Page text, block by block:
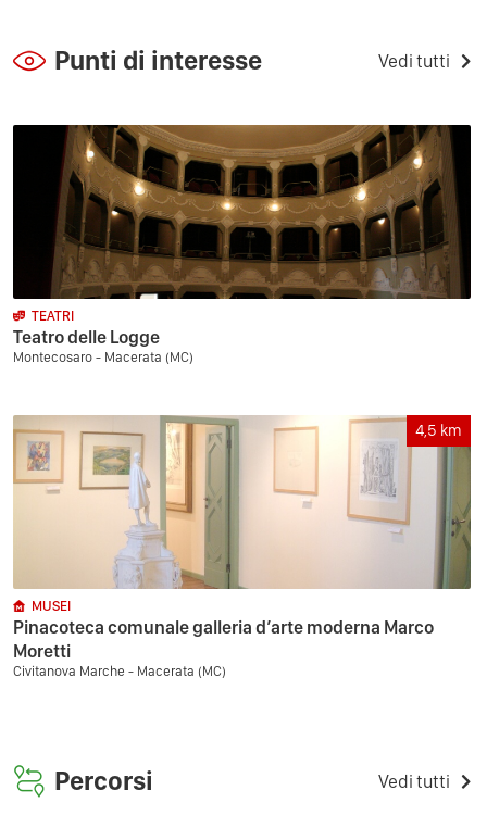
Punti di interesse Vedi tutti
TEATRI
Teatro delle Logge
Montecosaro - Macerata (MC)
4,5 km
MUSEI
Pinacoteca comunale galleria d’arte moderna Marco
Moretti
Civitanova Marche - Macerata (MC)
Percorsi Vedi tutti